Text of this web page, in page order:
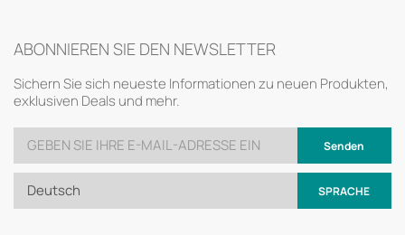
ABONNIEREN SIE DEN NEWSLETTER
Sichern Sie sich neueste Informationen zu neuen Produkten,
exklusiven Deals und mehr.
Senden
Deutsch SPRACHE